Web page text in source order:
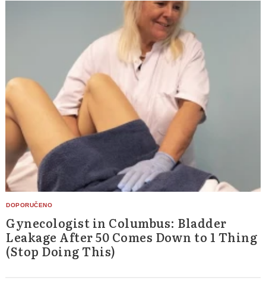
Gynecologist in Columbus: Bladder
Leakage After 50 Comes Down to 1 Thing
(Stop Doing This)